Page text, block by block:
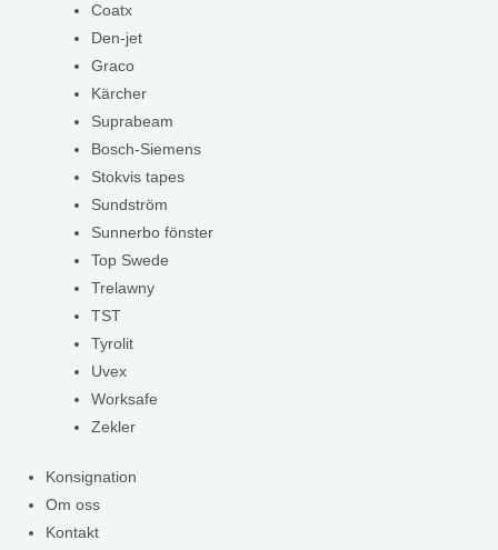
Coatx
Den-jet
Graco
Kärcher
Suprabeam
Bosch-Siemens
Stokvis tapes
Sundström
Sunnerbo fönster
Top Swede
Trelawny
TST
Tyrolit
Uvex
Worksafe
Zekler
Konsignation
Om oss
Kontakt